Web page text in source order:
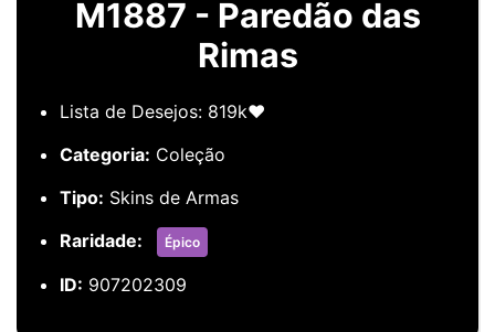
M1887 - Paredão das
Rimas
Lista de Desejos: 819k❤️
Categoria: Coleção
Tipo: Skins de Armas
Raridade:
Épico
ID: 907202309